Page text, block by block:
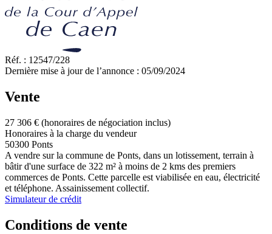
Réf. : 12547/228
Dernière mise à jour de l’annonce : 05/09/2024
Vente
27 306 € (honoraires de négociation inclus)
Honoraires à la charge du vendeur
50300 Ponts
A vendre sur la commune de Ponts, dans un lotissement, terrain à
bâtir d'une surface de 322 m² à moins de 2 kms des premiers
commerces de Ponts. Cette parcelle est viabilisée en eau, électricité
et téléphone. Assainissement collectif.
Simulateur de crédit
Conditions de vente